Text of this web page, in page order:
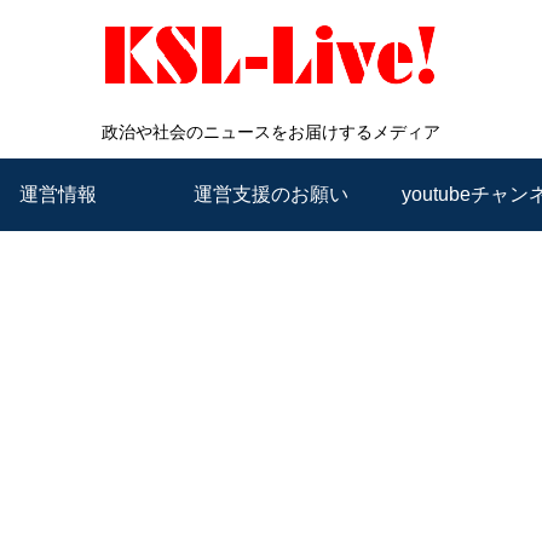
政治や社会のニュースをお届けするメディア
運営情報 運営支援のお願い youtubeチャン